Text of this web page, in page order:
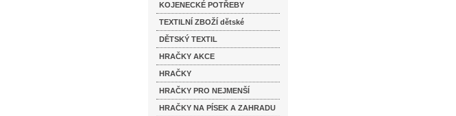
KOJENECKÉ POTŘEBY
TEXTILNÍ ZBOŽÍ dětské
DĚTSKÝ TEXTIL
HRAČKY AKCE
HRAČKY
HRAČKY PRO NEJMENŠÍ
HRAČKY NA PÍSEK A ZAHRADU